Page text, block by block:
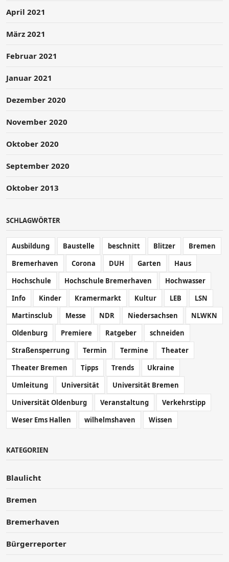
April 2021
März 2021
Februar 2021
Januar 2021
Dezember 2020
November 2020
Oktober 2020
September 2020
Oktober 2013
SCHLAGWÖRTER
Ausbildung Baustelle beschnitt Blitzer
Bremen
Bremerhaven
Corona DUH Garten
Haus
Hochschule
Hochschule Bremerhaven
Hochwasser
Info
Kinder Kramermarkt Kultur LEB
LSN
Martinsclub
Messe NDR Niedersachsen
NLWKN
Oldenburg
Premiere Ratgeber
schneiden
Straßensperrung
Termin Termine
Theater
Theater Bremen
Tipps Trends
Ukraine
Umleitung
Universität
Universität Bremen
Universität Oldenburg
Veranstaltung
Verkehrstipp
Weser Ems Hallen
wilhelmshaven Wissen
KATEGORIEN
Blaulicht
Bremen
Bremerhaven
Bürgerreporter